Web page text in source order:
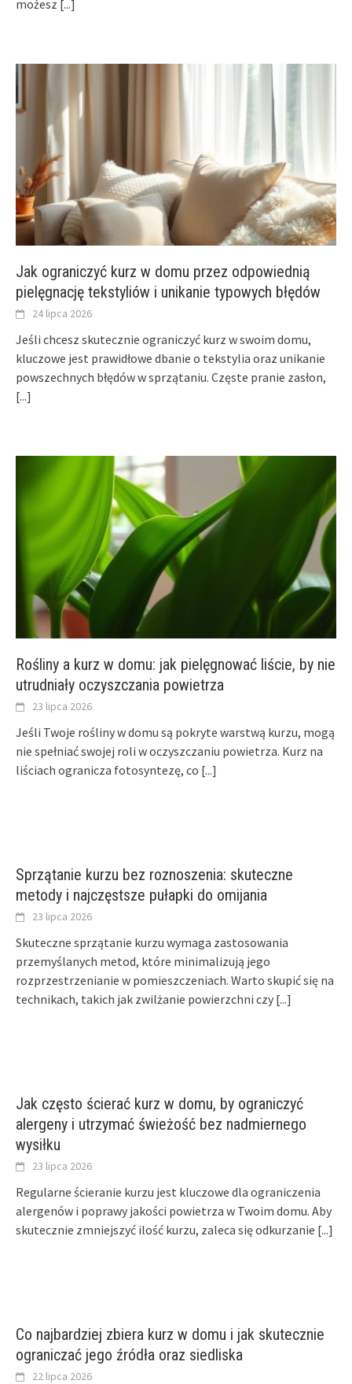
możesz [...]
Jak ograniczyć kurz w domu przez odpowiednią
pielęgnację tekstyliów i unikanie typowych błędów
24 lipca 2026
Jeśli chcesz skutecznie ograniczyć kurz w swoim domu,
kluczowe jest prawidłowe dbanie o tekstylia oraz unikanie
powszechnych błędów w sprzątaniu. Częste pranie zasłon,
[...]
Rośliny a kurz w domu: jak pielęgnować liście, by nie
utrudniały oczyszczania powietrza
23 lipca 2026
Jeśli Twoje rośliny w domu są pokryte warstwą kurzu, mogą
nie spełniać swojej roli w oczyszczaniu powietrza. Kurz na
liściach ogranicza fotosyntezę, co [...]
Sprzątanie kurzu bez roznoszenia: skuteczne
metody i najczęstsze pułapki do omijania
23 lipca 2026
Skuteczne sprzątanie kurzu wymaga zastosowania
przemyślanych metod, które minimalizują jego
rozprzestrzenianie w pomieszczeniach. Warto skupić się na
technikach, takich jak zwilżanie powierzchni czy [...]
Jak często ścierać kurz w domu, by ograniczyć
alergeny i utrzymać świeżość bez nadmiernego
wysiłku
23 lipca 2026
Regularne ścieranie kurzu jest kluczowe dla ograniczenia
alergenów i poprawy jakości powietrza w Twoim domu. Aby
skutecznie zmniejszyć ilość kurzu, zaleca się odkurzanie [...]
Co najbardziej zbiera kurz w domu i jak skutecznie
ograniczać jego źródła oraz siedliska
22 lipca 2026